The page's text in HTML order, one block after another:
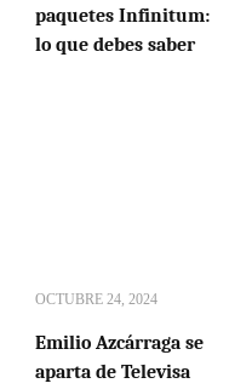
paquetes Infinitum:
lo que debes saber
OCTUBRE 24, 2024
Emilio Azcárraga se
aparta de Televisa